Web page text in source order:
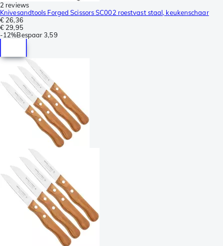
2 reviews
Knivesandtools Forged Scissors SC002 roestvast staal, keukenschaar
€ 26,36
€ 29,95
-12%Bespaar 3,59